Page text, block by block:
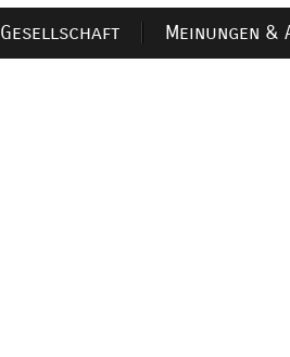
Gesellschaft Meinungen &